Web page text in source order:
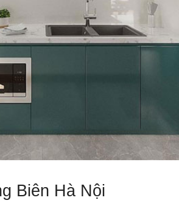
Biên Hà Nội